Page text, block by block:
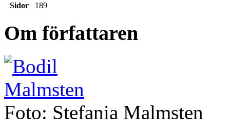
Sidor
189
Om författaren
Foto: Stefania Malmsten